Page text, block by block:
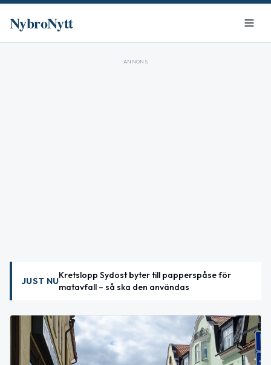
NybroNytt
ANNONS
JUST NU
Kretslopp Sydost byter till papperspåse för
matavfall – så ska den användas